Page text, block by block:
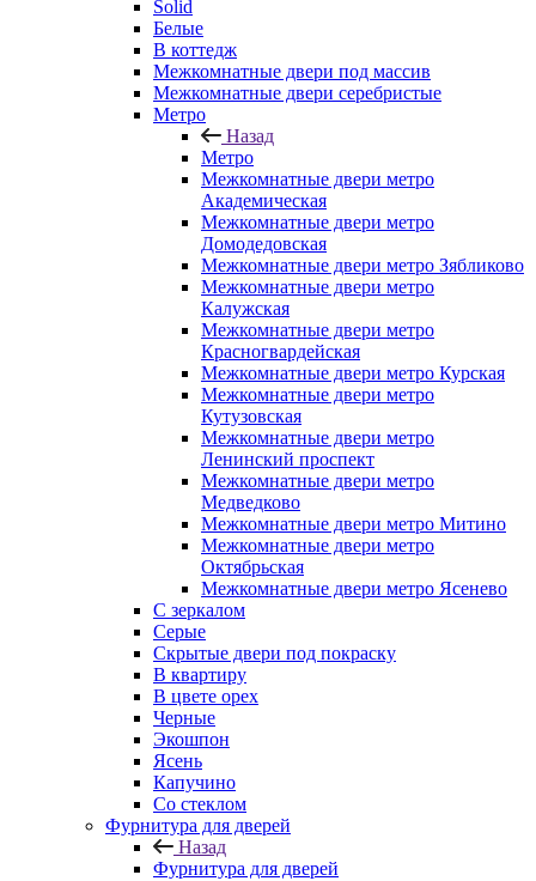
Solid
Белые
В коттедж
Межкомнатные двери под массив
Межкомнатные двери серебристые
Метро
Назад
Метро
Межкомнатные двери метро
Академическая
Межкомнатные двери метро
Домодедовская
Межкомнатные двери метро Зябликово
Межкомнатные двери метро
Калужская
Межкомнатные двери метро
Красногвардейская
Межкомнатные двери метро Курская
Межкомнатные двери метро
Кутузовская
Межкомнатные двери метро
Ленинский проспект
Межкомнатные двери метро
Медведково
Межкомнатные двери метро Митино
Межкомнатные двери метро
Октябрьская
Межкомнатные двери метро Ясенево
С зеркалом
Серые
Скрытые двери под покраску
В квартиру
В цвете орех
Черные
Экошпон
Ясень
Капучино
Со стеклом
Фурнитура для дверей
Назад
Фурнитура для дверей